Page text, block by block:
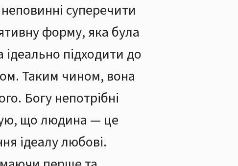
суперечити
форму, яка була
ідеально підходити до
Таким чином, вона
Богу непотрібні
що людина — це
ідеалу любові.